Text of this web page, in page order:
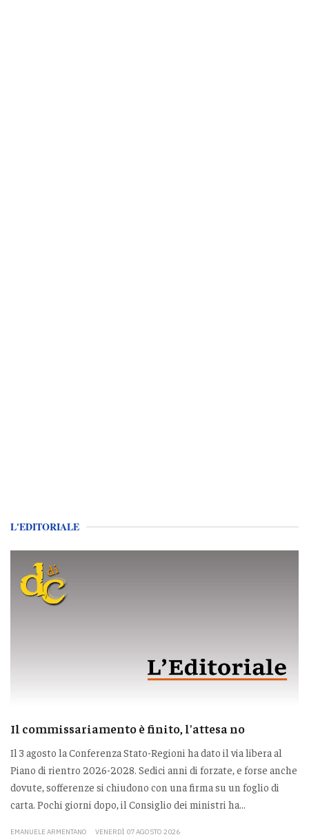
L'EDITORIALE
Il commissariamento è finito, l'attesa no
Il 3 agosto la Conferenza Stato-Regioni ha dato il via libera al
Piano di rientro 2026-2028. Sedici anni di forzate, e forse anche
dovute, sofferenze si chiudono con una firma su un foglio di
carta. Pochi giorni dopo, il Consiglio dei ministri ha...
EMANUELE ARMENTANO VENERDÌ 07 AGOSTO 2026